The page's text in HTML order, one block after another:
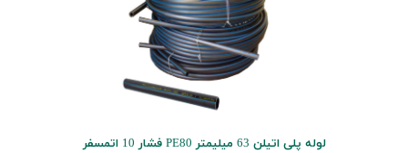
لوله پلی اتیلن 63 میلیمتر PE80 فشار 10 اتمسفر